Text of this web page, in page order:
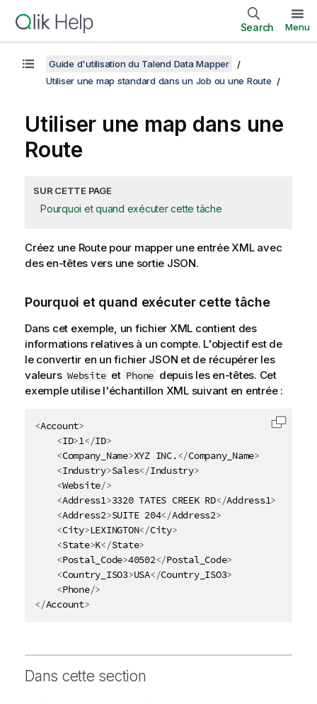
Search Menu
Guide d'utilisation du Talend Data Mapper
Utiliser une map standard dans un Job ou une Route
Utiliser une map dans une
Route
SUR CETTE PAGE
Pourquoi et quand exécuter cette tâche
Créez une Route pour mapper une entrée XML avec
des en-têtes vers une sortie JSON.
Pourquoi et quand exécuter cette tâche
Dans cet exemple, un fichier XML contient des
informations relatives à un compte. L'objectif est de
le convertir en un fichier JSON et de récupérer les
valeurs Website et Phone depuis les en-têtes. Cet
exemple utilise l'échantillon XML suivant en entrée :
<Account>
<ID>1</ID>
<Company_Name>XYZ INC.</Company_Name>
<Industry>Sales</Industry>
<Website/>
<Address1>3320 TATES CREEK RD</Address1>
<Address2>SUITE 204</Address2>
<City>LEXINGTON</City>
<State>K</State>
<Postal_Code>40502</Postal_Code>
<Country_ISO3>USA</Country_ISO3>
<Phone/>
</Account>
Copier
Dans cette section